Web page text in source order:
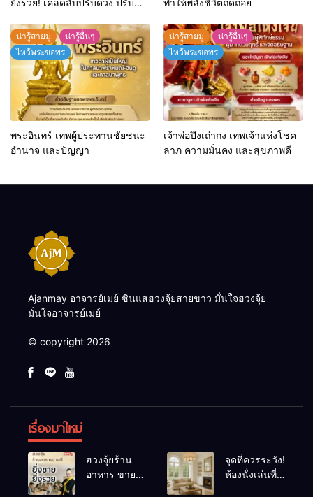
ยิ่งรวย! เคล็ดลับปรับดวง ปรับ
ทำให้พลังชีวิตถดถอย
น่ารู้สายมู
น่ารู้อื่นๆ
ไหว้พระขอพร
พระอินทร์ เทพผู้ประทานชัยชนะ
อำนาจ และปัญญา
น่ารู้สายมู
น่ารู้อื่นๆ
ไหว้พระขอพร
เจ้าพ่อปึงเถ่ากง เทพเจ้าแห่งโชค
ลาภ ความมั่นคง และสุขภาพดี
Ajanmay อาจารย์เมย์ ซินแสฮวงจุ้ยสายขาว มั่นใจฮวงจุ้ย
มั่นใจอาจารย์เมย์
© copyright 2026
เรื่องมาใหม่
ฮวงจุ้ยร้าน
อาหาร ขายดี
จุดที่ควรระวัง!
ห้องนั่งเล่นที่